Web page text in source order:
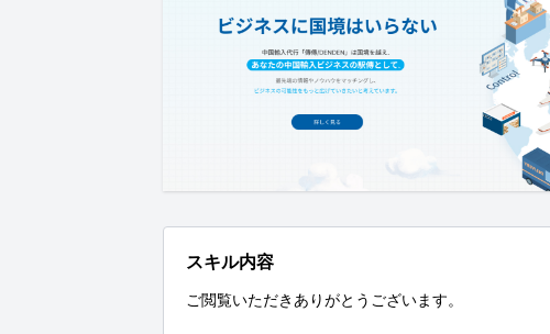
スキル内容
ご閲覧いただきありがとうございます。